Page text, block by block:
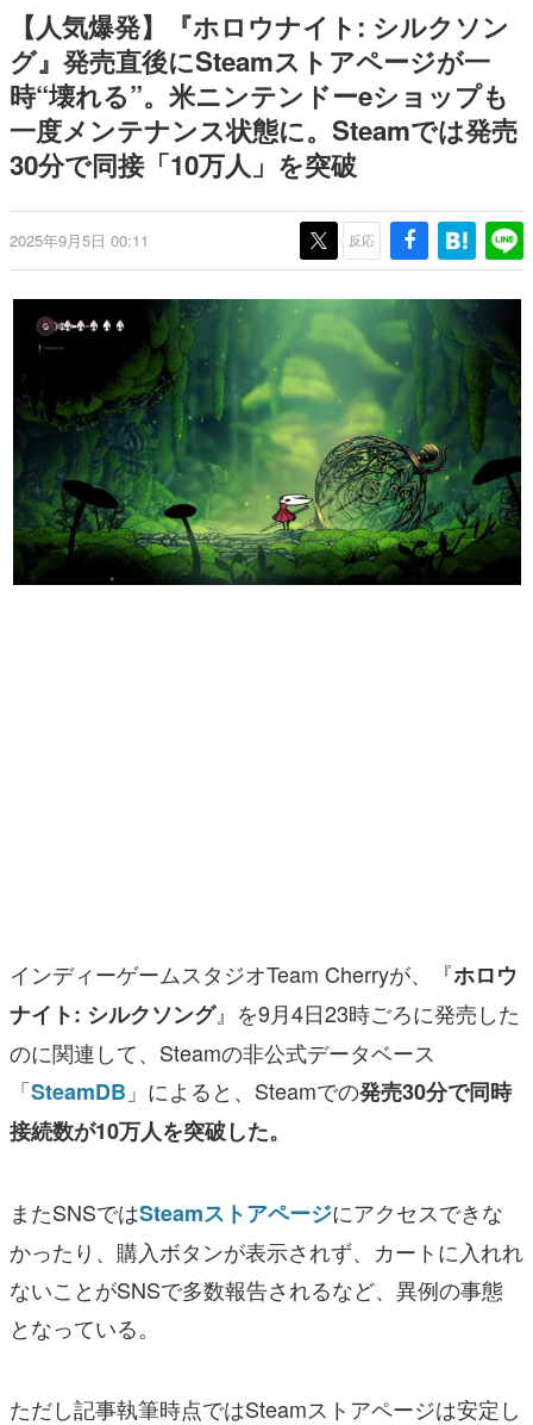
きます。
赫本
この物語を解いてはいけない。『赫本』は、〈試験問題〉
の形をした短編ホラー小説集です。
新世代に訊く
これからのデジタルゲーム市場を担う若きクリエイター達
ゲーム世代の作家たち
ゲームに多大な影響を受けた作家さんに取材し、ゲームが
画です。
日本モバイルゲーム産業史
日本のモバイルゲーム史における主要なトピック・タイト
ルを網羅するほか、開発者へのインタビューや識者による
解説を掲載。約20年の歴史が一望できる決定版！
若ゲのいたり〜ゲームクリエイターの青春〜
『うつヌケ』『ペンと箸』等で知られるマンガ家・田中圭
一先生によるゲーム業界レポートマンガです。
なんでゲームは面白い？
ゲーム開発者・hamatsu氏がゲームの魅力を画面や操作の
具体的な形から解き明かしていく、硬派で骨太な評論連載
その他
電ファミニコゲーマーとは？
運営：株式会社マレ
【人気爆発】『ホロウナイト: シルクソン
グ』発売直後にSteamストアページが一
時“壊れる”。米ニンテンドーeショップも
一度メンテナンス状態に。Steamでは発売
30分で同接「10万人」を突破
2025年9月5日 00:11 反応
インディーゲームスタジオTeam Cherryが、『ホロウ
ナイト: シルクソング』を9月4日23時ごろに発売した
のに関連して、Steamの非公式データベース
「SteamDB 」によると、Steamでの発売30分で同時
接続数が10万人を突破した。
またSNSではSteamストアページにアクセスできな
かったり、購入ボタンが表示されず、カートに入れれ
ないことがSNSで多数報告されるなど、異例の事態
となっている。
ただし記事執筆時点ではSteamストアページは安定し